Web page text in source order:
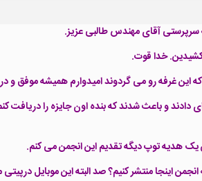
سرپرستی آقای مهندس طالبی عزیز.
کشیدین. خدا قوت.
این غرفه رو می گردوند امیدوارم همیشه موفق و
دادند و باعث شدند که بنده اون جایزه را
هدیه توپ دیگه تقدیم این انجمن می کنم.
منتشر کنیم؟ صد البته این موبایل درپیتی